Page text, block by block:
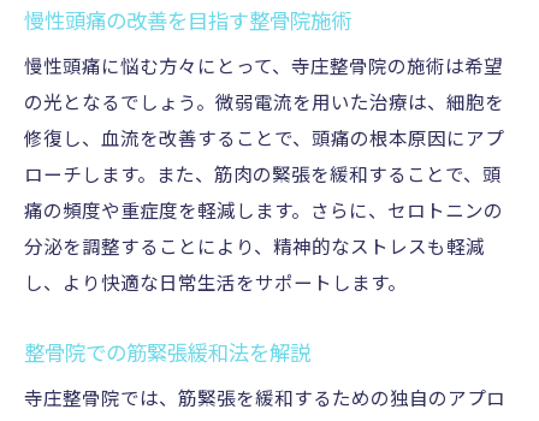
慢性頭痛の改善を目指す整骨院施術
慢性頭痛に悩む方々にとって、寺庄整骨院の施術は希望
の光となるでしょう。微弱電流を用いた治療は、細胞を
修復し、血流を改善することで、頭痛の根本原因にアプ
ローチします。また、筋肉の緊張を緩和することで、頭
痛の頻度や重症度を軽減します。さらに、セロトニンの
分泌を調整することにより、精神的なストレスも軽減
し、より快適な日常生活をサポートします。
整骨院での筋緊張緩和法を解説
寺庄整骨院では、筋緊張を緩和するための独自のアプロ